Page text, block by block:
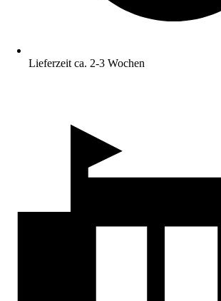
Lieferzeit ca. 2-3 Wochen